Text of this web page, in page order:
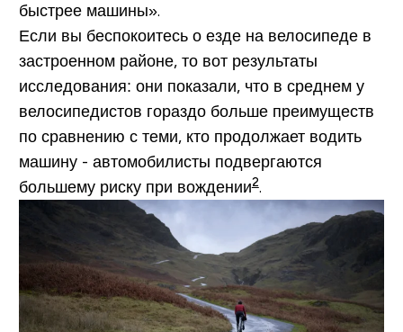
быстрее машины».
Если вы беспокоитесь о езде на велосипеде в
застроенном районе, то вот результаты
исследования: они показали, что в среднем у
велосипедистов гораздо больше преимуществ
по сравнению с теми, кто продолжает водить
машину - автомобилисты подвергаются
большему риску при вождении2.